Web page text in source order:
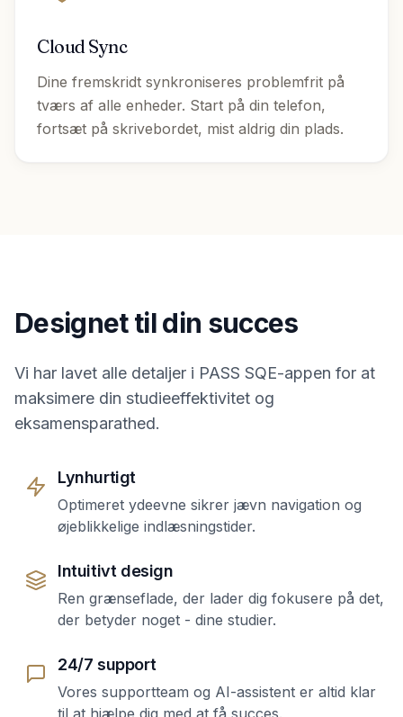
Cloud Sync
Dine fremskridt synkroniseres problemfrit på
tværs af alle enheder. Start på din telefon,
fortsæt på skrivebordet, mist aldrig din plads.
Designet til din succes
Vi har lavet alle detaljer i PASS SQE-appen for at
maksimere din studieeffektivitet og
eksamensparathed.
Lynhurtigt
Optimeret ydeevne sikrer jævn navigation og
øjeblikkelige indlæsningstider.
Intuitivt design
Ren grænseflade, der lader dig fokusere på det,
der betyder noget - dine studier.
24/7 support
Vores supportteam og AI-assistent er altid klar
til at hjælpe dig med at få succes.